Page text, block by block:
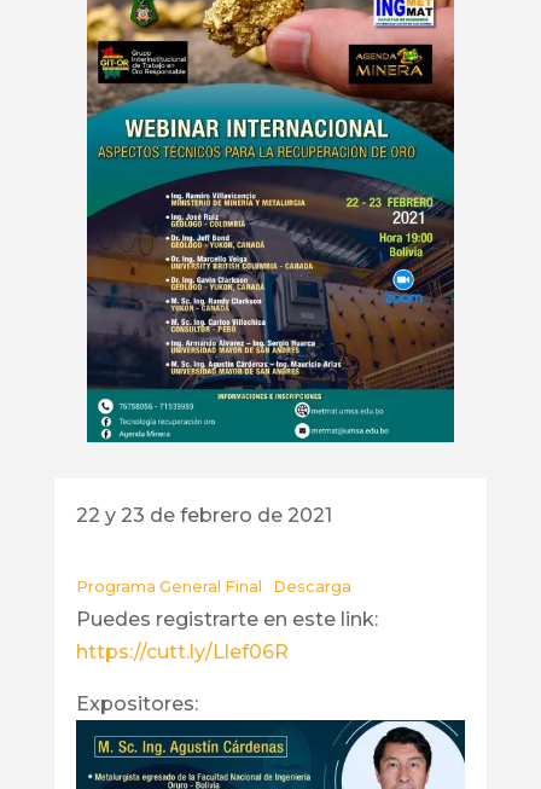
22 y 23 de febrero de 2021
Programa General Final Descarga
Puedes registrarte en este link:
https://cutt.ly/Llef06R
Expositores: